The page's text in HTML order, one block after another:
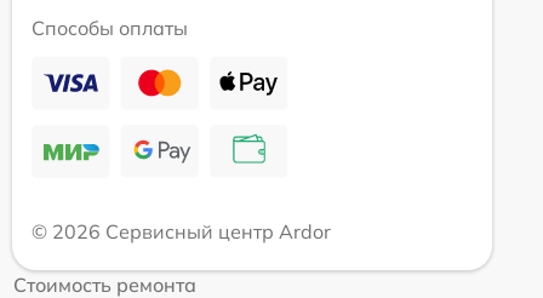
Способы оплаты
© 2026 Сервисный центр Ardor
Стоимость ремонта